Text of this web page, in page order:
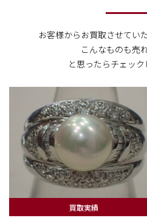
お客様からお買取させてい
こんなものも売
と思ったらチェック
買取実績